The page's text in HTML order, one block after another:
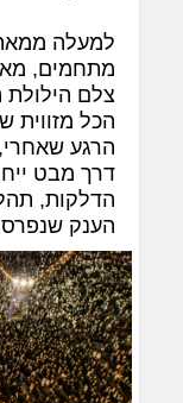
למעלה
מתחמים,
צלם הילולת
הכל מזווית
הרגע
דרך מבט
הדלקות,
הענק